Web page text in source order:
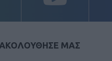
ΑΚΟΛΟΥΘΗΣΕ ΜΑΣ